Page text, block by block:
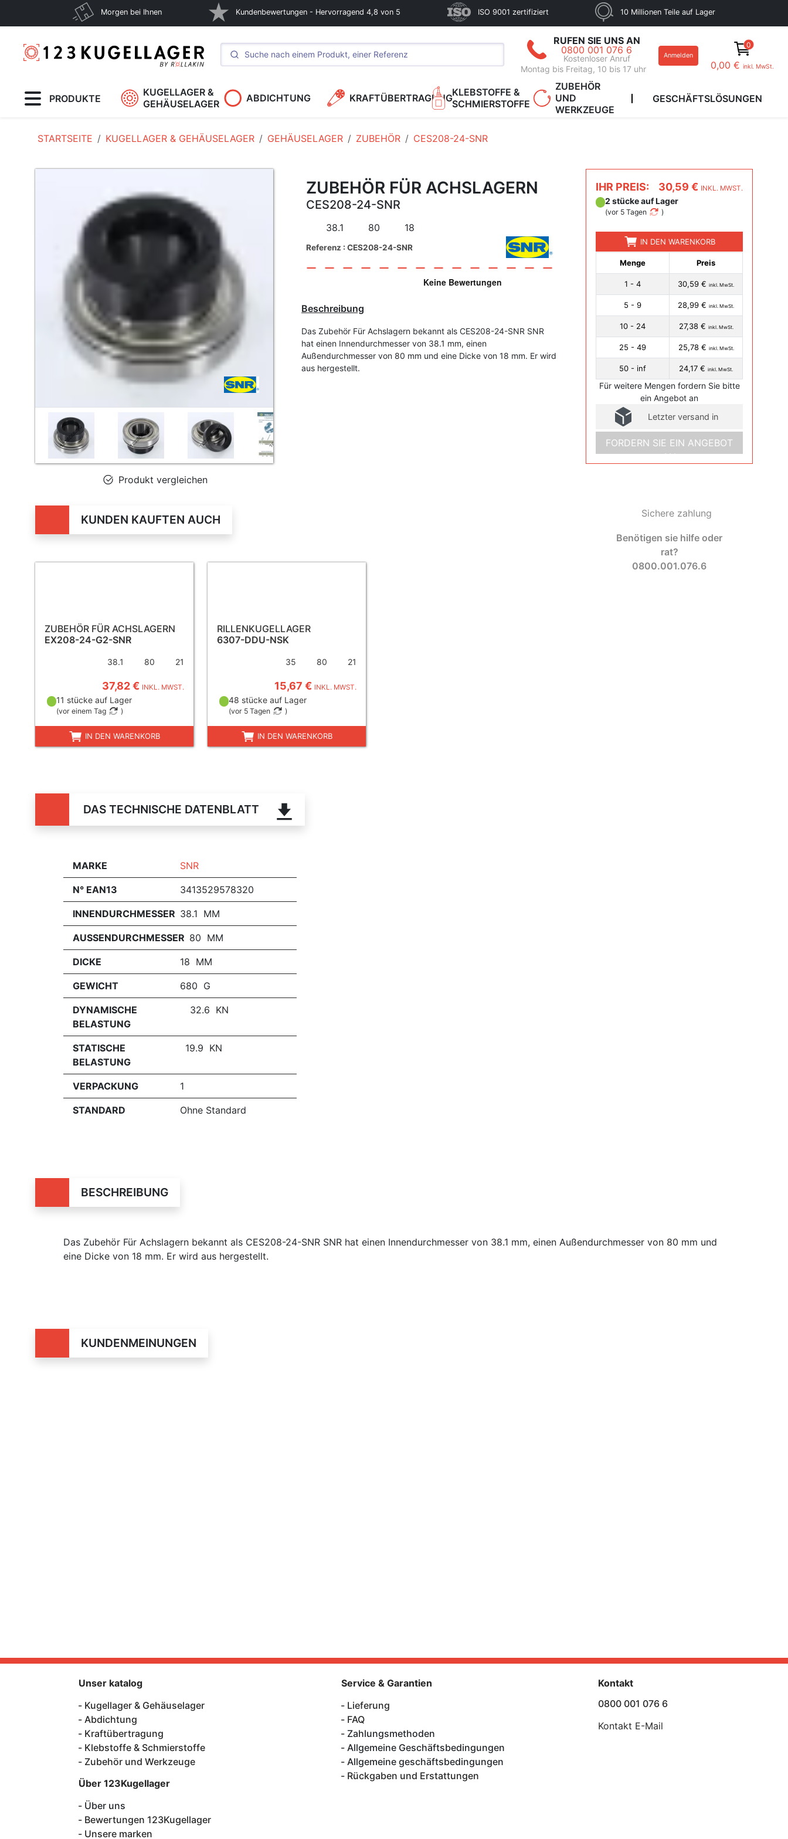
Morgen bei Ihnen Kundenbewertungen - Hervorragend 4,8 von 5 ISO 9001 zertifiziert 10 Millionen Teile auf Lager
RUFEN SIE UNS AN
0800 001 076 6
Kostenloser Anruf
Montag bis Freitag, 10 bis 17 uhr
Anmelden
0
0,00 € inkl. MwSt.
PRODUKTE
KUGELLAGER &
GEHÄUSELAGER
ABDICHTUNG KRAFTÜBERTRAGUNGKLEBSTOFFE &
SCHMIERSTOFFE
ZUBEHÖR
UND
WERKZEUGE
GESCHÄFTSLÖSUNGEN
STARTSEITE KUGELLAGER & GEHÄUSELAGER GEHÄUSELAGER ZUBEHÖR CES208-24-SNR
Produkt vergleichen
ZUBEHÖR FÜR ACHSLAGERN
CES208-24-SNR
38.1 80 18
Referenz : CES208-24-SNR
Beschreibung
Das Zubehör Für Achslagern bekannt als CES208-24-SNR SNR
hat einen Innendurchmesser von 38.1 mm, einen
Außendurchmesser von 80 mm und eine Dicke von 18 mm. Er wird
aus hergestellt.
IHR PREIS: 30,59 € INKL. MWST.
2 stücke auf Lager
(vor 5 Tagen )
IN DEN WARENKORB
Menge Preis
1 - 4 30,59 € inkl. MwSt.
5 - 9 28,99 € inkl. MwSt.
10 - 24 27,38 € inkl. MwSt.
25 - 49 25,78 € inkl. MwSt.
50 - inf 24,17 € inkl. MwSt.
Für weitere Mengen fordern Sie bitte
ein Angebot an
Letzter versand in
FORDERN SIE EIN ANGEBOT
AN
Sichere zahlung
Benötigen sie hilfe oder
rat?
0800.001.076.6
KUNDEN KAUFTEN AUCH
ZUBEHÖR FÜR ACHSLAGERN
EX208-24-G2-SNR
38.1 80 21
37,82 € INKL. MWST.
11 stücke auf Lager
(vor einem Tag )
IN DEN WARENKORB
RILLENKUGELLAGER
6307-DDU-NSK
35 80 21
15,67 € INKL. MWST.
48 stücke auf Lager
(vor 5 Tagen )
IN DEN WARENKORB
DAS TECHNISCHE DATENBLATT
MARKE SNR
N° EAN13 3413529578320
INNENDURCHMESSER 38.1 MM
AUSSENDURCHMESSER 80 MM
DICKE 18 MM
GEWICHT 680 G
DYNAMISCHE
BELASTUNG
32.6 KN
STATISCHE
BELASTUNG
19.9 KN
VERPACKUNG 1
STANDARD Ohne Standard
BESCHREIBUNG
Das Zubehör Für Achslagern bekannt als CES208-24-SNR SNR hat einen Innendurchmesser von 38.1 mm, einen Außendurchmesser von 80 mm und
eine Dicke von 18 mm. Er wird aus hergestellt.
KUNDENMEINUNGEN
Unser katalog
Kugellager & Gehäuselager
Abdichtung
Kraftübertragung
Klebstoffe & Schmierstoffe
Zubehör und Werkzeuge
Über 123Kugellager
Über uns
Bewertungen 123Kugellager
Unsere marken
Service & Garantien
Lieferung
FAQ
Zahlungsmethoden
Allgemeine Geschäftsbedingungen
Allgemeine geschäftsbedingungen
Rückgaben und Erstattungen
Kontakt
0800 001 076 6
Kontakt E-Mail